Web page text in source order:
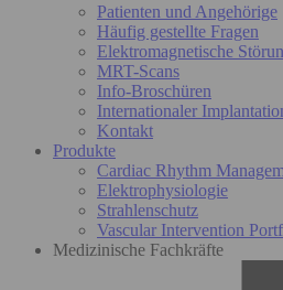
Patienten und Angehörige
Häufig gestellte Fragen
Elektromagnetische
MRT-Scans
Info-Broschüren
Internationaler
Kontakt
Produkte
Cardiac Rhythm
Elektrophysiologie
Strahlenschutz
Vascular Intervention
Medizinische Fachkräfte